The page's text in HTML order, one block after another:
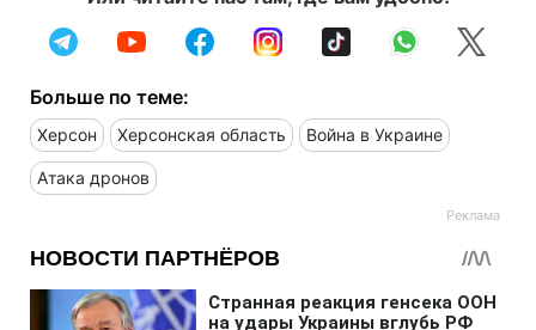
Больше по теме:
Херсон Херсонская область Война в Украине
Атака дронов